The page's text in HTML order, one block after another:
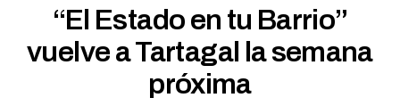
“El Estado en tu Barrio”
vuelve a Tartagal la semana
próxima